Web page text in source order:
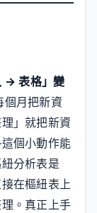
→ 表格」變
個月把新資
」就把新資
個小動作能
分析表是
在樞紐表上
。真正上手